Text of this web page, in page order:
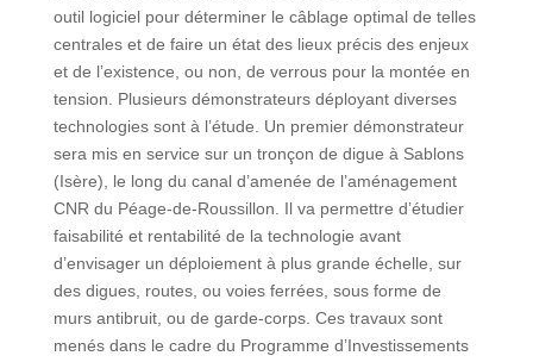
outil logiciel pour déterminer le câblage optimal de telles
centrales et de faire un état des lieux précis des enjeux
et de l’existence, ou non, de verrous pour la montée en
tension. Plusieurs démonstrateurs déployant diverses
technologies sont à l’étude. Un premier démonstrateur
sera mis en service sur un tronçon de digue à Sablons
(Isère), le long du canal d’amenée de l’aménagement
CNR du Péage-de-Roussillon. Il va permettre d’étudier
faisabilité et rentabilité de la technologie avant
d’envisager un déploiement à plus grande échelle, sur
des digues, routes, ou voies ferrées, sous forme de
murs antibruit, ou de garde-corps. Ces travaux sont
menés dans le cadre du Programme d’Investissements